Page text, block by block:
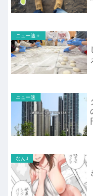
ニュー速＋
ニュー速
なんJ